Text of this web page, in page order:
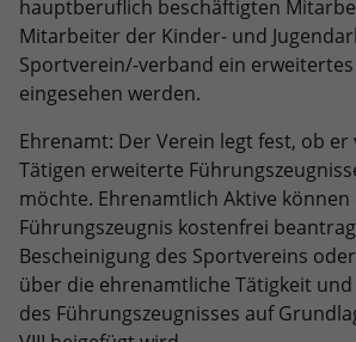
hauptberuflich beschäftigten
Mitarbeiter der Kinder- und
Sportverein/-verband ein
eingesehen werden.
Ehrenamt: Der Verein legt fest, ob
Tätigen erweiterte
möchte. Ehrenamtlich Aktive
Führungszeugnis kostenfrei
Bescheinigung des Sportvereins
über die ehrenamtliche Tätigkeit
des Führungszeugnisses auf
eines Analyseberichts
der Website geht. Die
umfassen die Anzahl
Quelle, aus der sie
Name _dc_gtm_UA-
Anbieter Google Analytics
Laufzeit 1 Minute